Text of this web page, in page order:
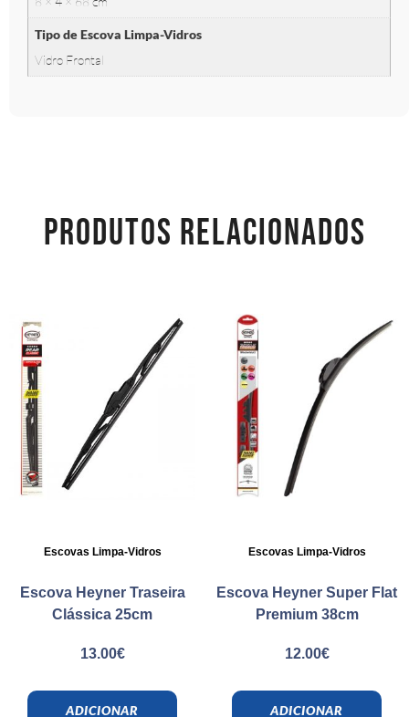
Tipo de Escova Limpa-Vidros
Vidro Frontal
PRODUTOS RELACIONADOS
Escovas Limpa-Vidros
Escova Heyner Traseira
Clássica 25cm
13.00€
ADICIONAR
Escovas Limpa-Vidros
Escova Heyner Super Flat
Premium 38cm
12.00€
ADICIONAR